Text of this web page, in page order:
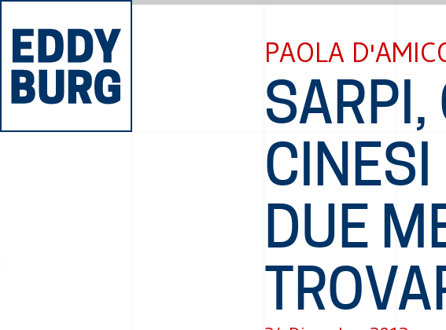
PAOLA
SARPI,
CINESI
DUE